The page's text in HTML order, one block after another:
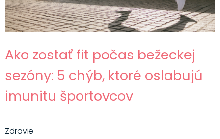
Ako zostať fit počas bežeckej
sezóny: 5 chýb, ktoré oslabujú
imunitu športovcov
Zdravie